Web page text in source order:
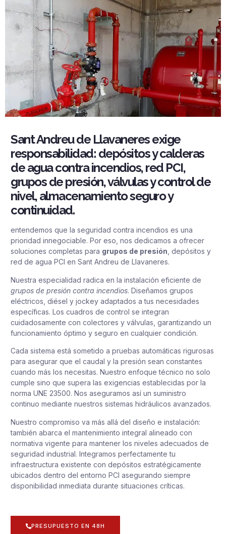
Sant Andreu de Llavaneres exige
responsabilidad: depósitos y calderas
de agua contra incendios, red PCI,
grupos de presión, válvulas y control de
nivel, almacenamiento seguro y
continuidad.
entendemos que la seguridad contra incendios es una
prioridad innegociable. Por eso, nos dedicamos a ofrecer
soluciones completas para grupos de presión, depósitos y
red de agua PCI en Sant Andreu de Llavaneres.
Nuestra especialidad radica en la instalación eficiente de
grupos de presión contra incendios. Diseñamos grupos
eléctricos, diésel y jockey adaptados a tus necesidades
específicas. Los cuadros de control se integran
cuidadosamente con colectores y válvulas, garantizando un
funcionamiento óptimo y seguro en cualquier condición.
Cada sistema está sometido a pruebas automáticas rigurosas
para asegurar que el caudal y la presión sean constantes
cuando más los necesitas. Nuestro enfoque técnico no solo
cumple sino que supera las exigencias establecidas por la
norma UNE 23500. Nos aseguramos así un suministro
continuo mediante nuestros sistemas hidráulicos avanzados.
Nuestro compromiso va más allá del diseño e instalación:
también abarca el mantenimiento integral alineado con
normativa vigente para mantener los niveles adecuados de
seguridad industrial. Integramos perfectamente tu
infraestructura existente con depósitos estratégicamente
ubicados dentro del entorno PCI asegurando siempre
disponibilidad inmediata durante situaciones críticas.
PRESUPUESTO EN 48H